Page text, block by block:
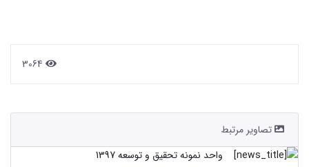
3064
تصاویر مرتبط
واحد نمونه تحقیق و توسعه 1397